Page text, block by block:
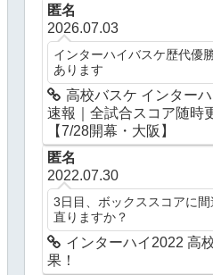
匿名
2026.07.03
インターハイバスケ歴代優
あります
高校バスケ インター
速報｜全試合スコア随時
【7/28開幕・大阪】
匿名
2022.07.30
3日目、ボックススコアに間
直りますか？
インターハイ2022 高
果！